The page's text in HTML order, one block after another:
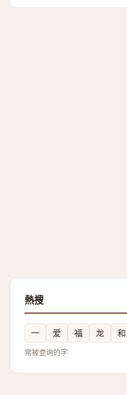
熱搜
一 爱 福 龙 和
常被查询的字